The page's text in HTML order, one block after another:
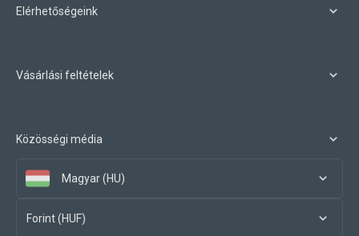
Elérhetőségeink
Vásárlási feltételek
Közösségi média
Magyar (HU)
Forint (HUF)